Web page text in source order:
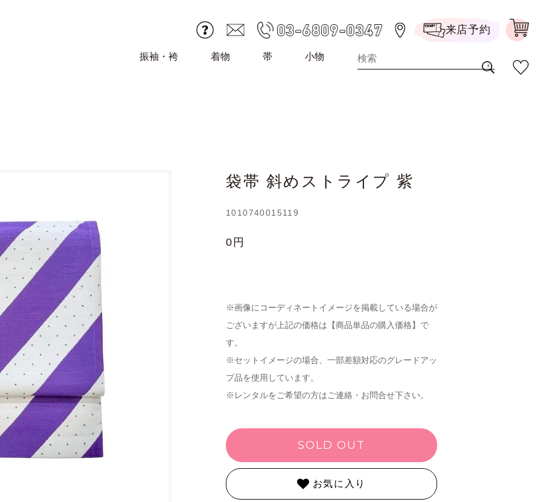
来店予約
振袖・袴 着物 帯 小物
袋帯 斜めストライプ 紫
1010740015119
0円
※画像にコーディネートイメージを掲載している場合が
ございますが上記の価格は【商品単品の購入価格】で
す。
※セットイメージの場合、一部差額対応のグレードアッ
プ品を使用しています。
※レンタルをご希望の方はご連絡・お問合せ下さい。
SOLD OUT
お気に入り